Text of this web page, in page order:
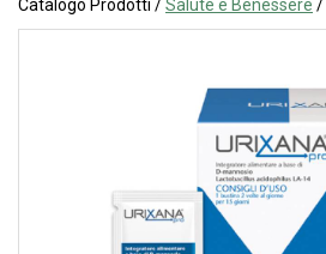
Catalogo Prodotti /Salute e Benessere /